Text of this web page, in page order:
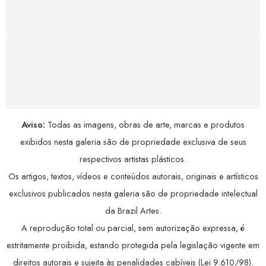
Aviso: Todas as imagens, obras de arte, marcas e produtos
exibidos nesta galeria são de propriedade exclusiva de seus
respectivos artistas plásticos.
Os artigos, textos, vídeos e conteúdos autorais, originais e artísticos
exclusivos publicados nesta galeria são de propriedade intelectual
da Brazil Artes.
A reprodução total ou parcial, sem autorização expressa, é
estritamente proibida, estando protegida pela legislação vigente em
direitos autorais e sujeita às penalidades cabíveis (Lei 9.610/98).